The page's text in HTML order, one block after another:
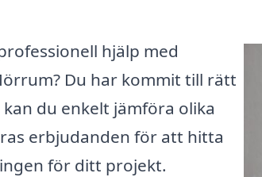
hjälp med
Du har kommit till rätt
du enkelt jämföra olika
erbjudanden för att hitta
för ditt projekt.